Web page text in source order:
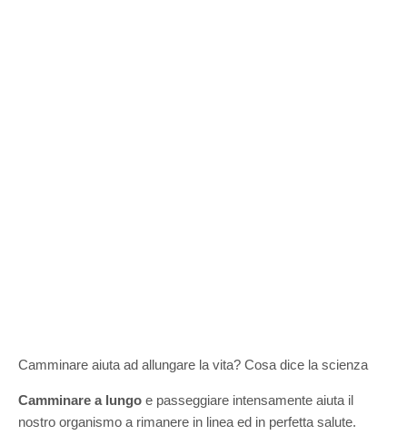
Camminare aiuta ad allungare la vita? Cosa dice la scienza
Camminare a lungo e passeggiare intensamente aiuta il
nostro organismo a rimanere in linea ed in perfetta salute.